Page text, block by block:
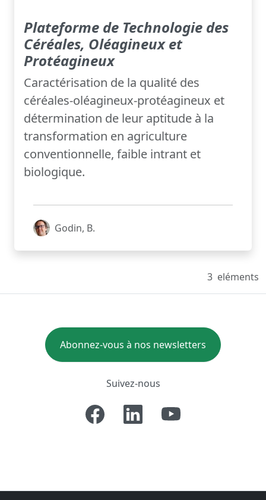
Plateforme de Technologie des
Céréales, Oléagineux et
Protéagineux
Caractérisation de la qualité des
céréales-oléagineux-protéagineux et
détermination de leur aptitude à la
transformation en agriculture
conventionnelle, faible intrant et
biologique.
Godin, B.
3 eléments
Abonnez-vous à nos newsletters
Suivez-nous